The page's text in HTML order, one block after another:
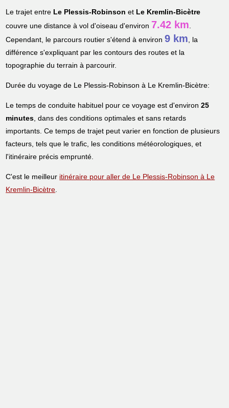
Le trajet entre Le Plessis-Robinson et Le Kremlin-Bicètre
couvre une distance à vol d'oiseau d'environ 7.42 km.
Cependant, le parcours routier s'étend à environ9 km, la
différence s'expliquant par les contours des routes et la
topographie du terrain à parcourir.
Durée du voyage de Le Plessis-Robinson à Le Kremlin-Bicètre:
Le temps de conduite habituel pour ce voyage est d'environ25
minutes, dans des conditions optimales et sans retards
importants. Ce temps de trajet peut varier en fonction de plusieurs
facteurs, tels que le trafic, les conditions météorologiques, et
l'itinéraire précis emprunté.
C'est le meilleur itinéraire pour aller de Le Plessis-Robinson à Le
Kremlin-Bicètre.